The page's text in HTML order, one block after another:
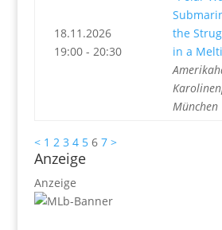
18.11.2026
19:00 - 20:30
the
in a
München
< 1 2 3 4 5 6 7 >
Anzeige
Anzeige